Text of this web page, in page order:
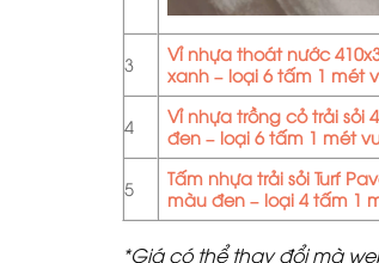
3
Vỉ nhựa thoát nước
xanh – loại 6 tấm 1 mét
4
Vỉ nhựa trồng cỏ trải sỏi
đen – loại 6 tấm 1 mét
5
Tấm nhựa trải sỏi Turf
màu đen – loại 4 tấm 1
*Giá có thể thay đổi mà